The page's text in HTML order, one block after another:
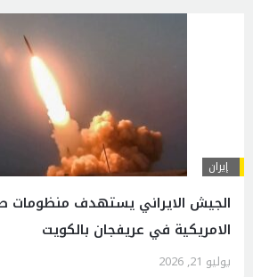
إيران
الجيش الايراني يستهدف منظومات
الامريكية في عريفجان بالكويت
يوليو 21, 2026